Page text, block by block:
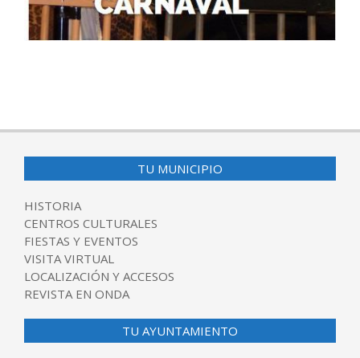
TU MUNICIPIO
HISTORIA
CENTROS CULTURALES
FIESTAS Y EVENTOS
VISITA VIRTUAL
LOCALIZACIÓN Y ACCESOS
REVISTA EN ONDA
TU AYUNTAMIENTO